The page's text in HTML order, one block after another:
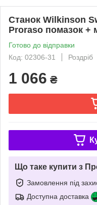
Станок Wilkinson
Proraso помазок +
Готово до відправки
Код: 02306-31
Роздріб
1 066 ₴
Що таке купити з
Замовлення під
Доступна доставка